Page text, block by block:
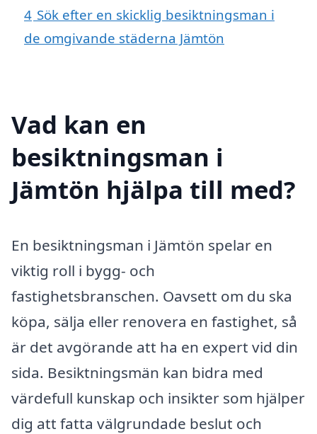
4 Sök efter en skicklig besiktningsman i
de omgivande städerna Jämtön
Vad kan en
besiktningsman i
Jämtön hjälpa till med?
En besiktningsman i Jämtön spelar en
viktig roll i bygg- och
fastighetsbranschen. Oavsett om du ska
köpa, sälja eller renovera en fastighet, så
är det avgörande att ha en expert vid din
sida. Besiktningsmän kan bidra med
värdefull kunskap och insikter som hjälper
dig att fatta välgrundade beslut och